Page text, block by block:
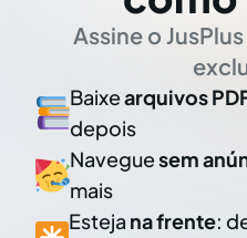
Assine o
Baixearquivos
depois
Naveguesem
mais
Esteja na frente: